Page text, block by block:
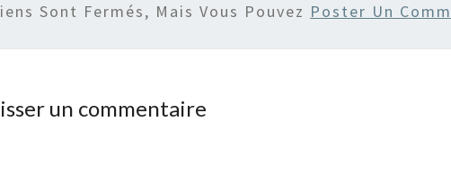
Sont Fermés, Mais Vous Pouvez Poster Un
un commentaire